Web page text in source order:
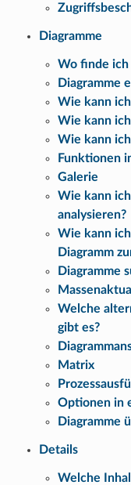
Diagramme
Wo finde ich
Diagramme
Wie kann
Wie kann
Wie kann
Funktionen
Galerie
Wie kann
analysieren?
Wie kann
Diagramm
Diagramme
Welche
gibt es?
Matrix
Optionen in
Diagramme
Details
Welche